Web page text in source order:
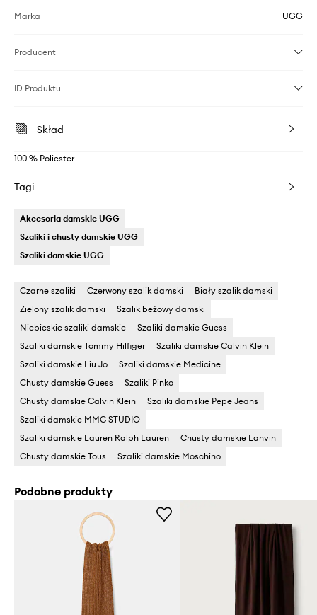
Marka UGG
Producent
ID Produktu
Skład
100 % Poliester
Tagi
Akcesoria damskie UGG
Szaliki i chusty damskie UGG
Szaliki damskie UGG
Czarne szaliki Czerwony szalik damski
Biały szalik damski
Zielony szalik damski
Szalik beżowy damski
Niebieskie szaliki damskie
Szaliki damskie Guess
Szaliki damskie Tommy Hilfiger
Szaliki damskie Calvin Klein
Szaliki damskie Liu Jo
Szaliki damskie Medicine
Chusty damskie Guess
Szaliki Pinko
Chusty damskie Calvin Klein
Szaliki damskie Pepe Jeans
Szaliki damskie MMC STUDIO
Szaliki damskie Lauren Ralph Lauren
Chusty damskie Lanvin
Chusty damskie Tous
Szaliki damskie Moschino
Podobne produkty